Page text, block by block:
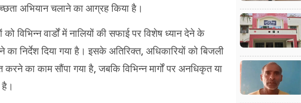
अभियान चलाने का आग्रह किया है।
विभिन्न वार्डों में नालियों की सफाई पर विशेष ध्यान देने के
दिया गया है। इसके अतिरिक्त, अधिकारियों को बिजली
का काम सौंपा गया है, जबकि विभिन्न मार्गों पर अनधिकृत या